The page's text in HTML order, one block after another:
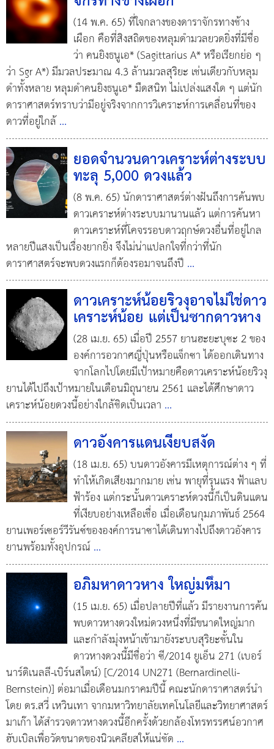
(14 พ.ค. 65) ที่ใจกลางของดาราจักรทางช้าง
เผือก คือที่สิงสถิตของหลุมดำมวลยวดยิ่งที่มีชื่อ
ว่า คนยิงธนูเอ* (Sagittarius A* หรือเรียกย่อ ๆ
ว่า Sgr A*) มีมวลประมาณ 4.3 ล้านมวลสุริยะ เช่นเดียวกับหลุม
ดำทั้งหลาย หลุมดำคนยิงธนูเอ* มืดสนิท ไม่เปล่งแสงใด ๆ แต่นัก
ดาราศาสตร์ทราบว่ามีอยู่จริงจากการวิเคราะห์การเคลื่อนที่ของ
ดาวที่อยู่ใกล้...
ยอดจำนวนดาวเคราะห์ต่างระบบ
ทะลุ 5,000 ดวงแล้ว
(8 พ.ค. 65) นักดาราศาสตร์ต่างฝันถึงการค้นพบ
ดาวเคราะห์ต่างระบบมานานแล้ว แต่การค้นหา
ดาวเคราะห์ที่โคจรรอบดาวฤกษ์ดวงอื่นที่อยู่ไกล
หลายปีแสงเป็นเรื่องยากยิ่ง จึงไม่น่าแปลกใจที่กว่าที่นัก
ดาราศาสตร์จะพบดวงแรกก็ต้องรอมาจนถึงปี ...
ดาวเคราะห์น้อยริวงุอาจไม่ใช่ดาว
เคราะห์น้อย แต่เป็นซากดาวหาง
(28 เม.ย. 65) เมื่อปี 2557 ยานฮะยะบุซะ 2 ของ
องค์การอวกาศญี่ปุ่นหรือแจ็กซา ได้ออกเดินทาง
จากโลกไปโดยมีเป้าหมายคือดาวเคราะห์น้อยริวงุ
ยานได้ไปถึงเป้าหมายในเดือนมิถุนายน 2561 และได้ศึกษาดาว
เคราะห์น้อยดวงนี้อย่างใกล้ชิดเป็นเวลา ...
ดาวอังคารแดนเงียบสงัด
(18 เม.ย. 65) บนดาวอังคารมีเหตุการณ์ต่าง ๆ ที่
ทำให้เกิดเสียงมากมาย เช่น พายุที่รุนแรง ฟ้าแลบ
ฟ้าร้อง แต่กระนั้นดาวเคราะห์ดวงนี้ก็เป็นดินแดน
ที่เงียบอย่างเหลือเชื่อ เมื่อเดือนกุมภาพันธ์ 2564
ยานเพอร์เซอร์วีรันซ์ขององค์การนาซาได้เดินทางไปถึงดาวอังคาร
ยานพร้อมทั้งอุปกรณ์...
อภิมหาดาวหาง ใหญ่มหึมา
(15 เม.ย. 65) เมื่อปลายปีที่แล้ว มีรายงานการค้น
พบดาวหางดวงใหม่ดวงหนึ่งที่มีขนาดใหญ่มาก
และกำลังมุ่งหน้าเข้ามายังระบบสุริยะชั้นใน
ดาวหางดวงนี้มีชื่อว่า ซี/2014 ยูเอ็น 271 (เบอร์
นาร์ดิเนลลี-เบิร์นสไตน์) [C/2014 UN271 (Bernardinelli-
Bernstein)] ต่อมาเมื่อเดือนมกราคมปีนี้ คณะนักดาราศาสตร์นำ
โดย ดร.สวี่ เหวินเทา จากมหาวิทยาลัยเทคโนโลยีและวิทยาศาสตร์
มาเก๊า ได้สำรวจดาวหางดวงนี้อีกครั้งด้วยกล้องโทรทรรศน์อวกาศ
ฮับเบิลเพื่อวัดขนาดของนิวเคลียสให้แน่ชัด ...